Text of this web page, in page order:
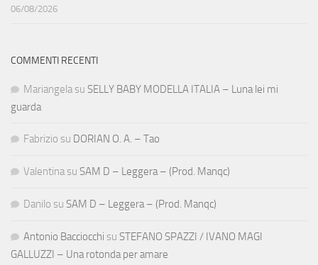
06/08/2026
COMMENTI RECENTI
Mariangela su SELLY BABY MODELLA ITALIA – Luna lei mi
guarda
Fabrizio su DORIAN O. A. – Tao
Valentina su SAM D – Leggera – (Prod. Manqc)
Danilo su SAM D – Leggera – (Prod. Manqc)
Antonio Bacciocchi su STEFANO SPAZZI / IVANO MAGI
GALLUZZI – Una rotonda per amare